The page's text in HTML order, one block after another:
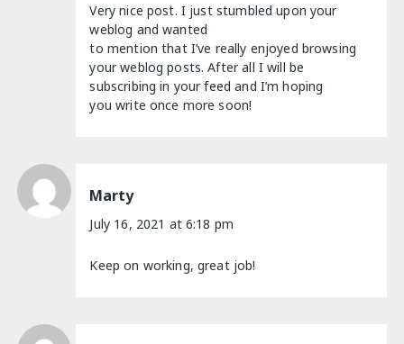
Very nice post. I just stumbled upon your
weblog and wanted
to mention that I’ve really enjoyed browsing
your weblog posts. After all I will be
subscribing in your feed and I’m hoping
you write once more soon!
Marty
July 16, 2021 at 6:18 pm
Keep on working, great job!